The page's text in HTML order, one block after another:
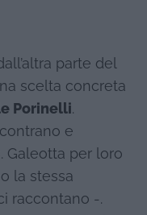
parte del
scelta concreta
Porinelli.
e
Galeotta per loro
la stessa
raccontano -.